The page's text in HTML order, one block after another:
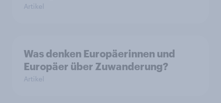
Artikel
Was denken Europäerinnen und
Europäer über Zuwanderung?
Artikel